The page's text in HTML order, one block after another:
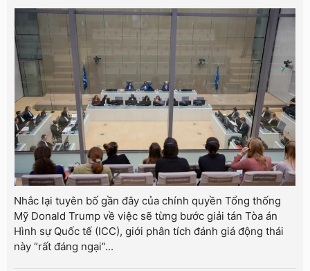
Nhắc lại tuyên bố gần đây của chính quyền Tổng thống
Mỹ Donald Trump về việc sẽ từng bước giải tán Tòa án
Hình sự Quốc tế (ICC), giới phân tích đánh giá động thái
này “rất đáng ngại”...